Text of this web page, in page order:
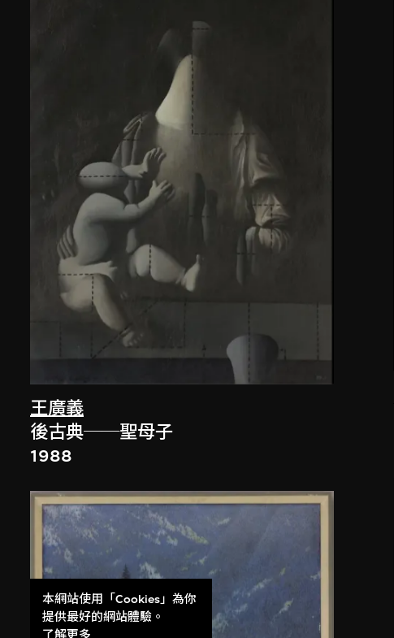
王廣義
後古典──聖母子
1988
本網站使用「Cookies」為你
提供最好的網站體驗。
了解更多